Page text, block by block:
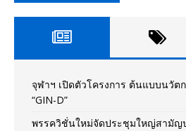
จุฬาฯ เปิดตัวโครงการ ต้นแบบนวัต
“GIN-D”
พรรควิชั่นใหม่จัดประชุมใหญ่สามัญ